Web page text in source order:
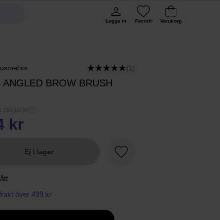
Logga in Favorit Varukorg
(1)
ANGLED BROW BRUSH
260,00 kr
kr
Ej i lager
Favorit
över 499 kr